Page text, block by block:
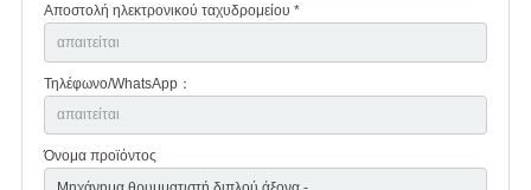
Αποστολή ηλεκτρονικού ταχυδρομείου *
Τηλέφωνο/WhatsApp：
Όνομα προϊόντος